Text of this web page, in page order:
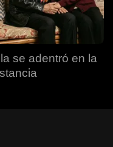
se adentró en la